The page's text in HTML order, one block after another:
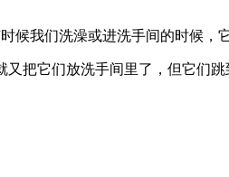
我们洗澡或进洗手间的时候，
又把它们放洗手间里了，但它们